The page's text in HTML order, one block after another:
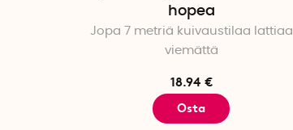
hopea
Jopa 7 metriä kuivaustilaa lattiaa
viemättä
18.94 €
Osta